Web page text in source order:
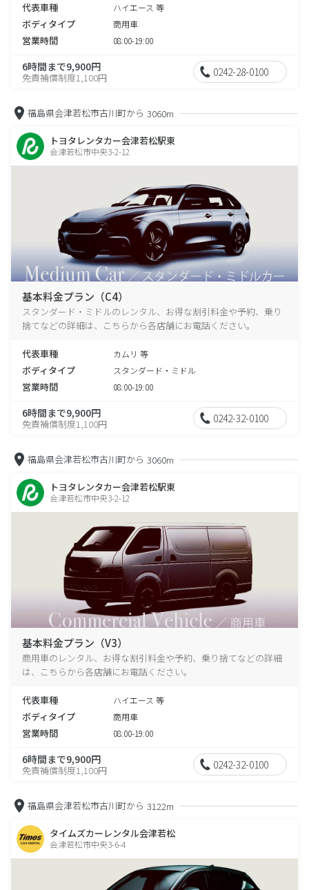
代表車種 ハイエース 等
ボディタイプ 商用車
営業時間 08:00-19:00
6時間まで9,900円
免責補償制度1,100円 0242-28-0100
福島県会津若松市古川町から 3060m
トヨタレンタカー会津若松駅東
会津若松市中央3-2-12
基本料金プラン（C4）
スタンダード・ミドルのレンタル、お得な割引料金や予約、乗り
捨てなどの詳細は、こちらから各店舗にお電話ください。
代表車種 カムリ 等
ボディタイプ スタンダード・ミドル
営業時間 08:00-19:00
6時間まで9,900円
免責補償制度1,100円 0242-32-0100
福島県会津若松市古川町から 3060m
トヨタレンタカー会津若松駅東
会津若松市中央3-2-12
基本料金プラン（V3）
商用車のレンタル、お得な割引料金や予約、乗り捨てなどの詳細
は、こちらから各店舗にお電話ください。
代表車種 ハイエース 等
ボディタイプ 商用車
営業時間 08:00-19:00
6時間まで9,900円
免責補償制度1,100円 0242-32-0100
福島県会津若松市古川町から 3122m
タイムズカーレンタル会津若松
会津若松市中央3-6-4